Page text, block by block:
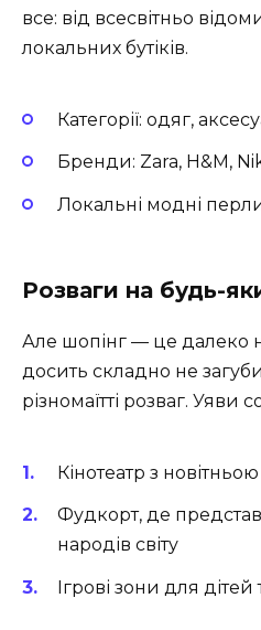
все: від всесвітньо
локальних бутіків.
Категорії: одяг,
Бренди: Zara, H&M,
Локальні модні
Розваги на будь-
Але шопінг — це далеко
досить складно не
різномаїтті розваг. Уяви
Кінотеатр з
Фудкорт, де
народів світу
Ігрові зони для